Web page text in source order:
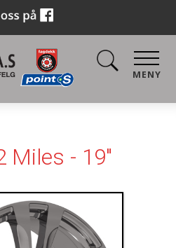
MENY
Miles - 19"